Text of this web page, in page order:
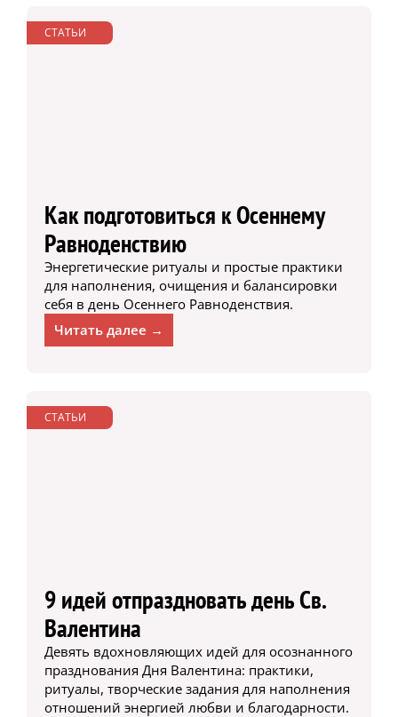
СТАТЬИ
Как подготовиться к Осеннему
Равноденствию
Энергетические ритуалы и простые практики
для наполнения, очищения и балансировки
себя в день Осеннего Равноденствия.
Читать далее →
СТАТЬИ
9 идей отпраздновать день Св.
Валентина
Девять вдохновляющих идей для осознанного
празднования Дня Валентина: практики,
ритуалы, творческие задания для наполнения
отношений энергией любви и благодарности.